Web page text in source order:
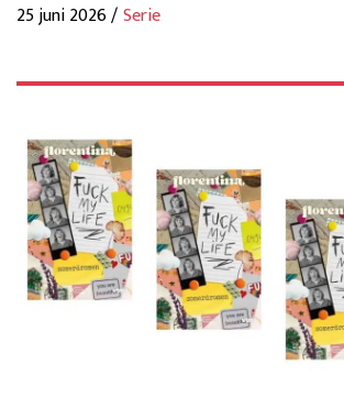
25 juni 2026 /Serie